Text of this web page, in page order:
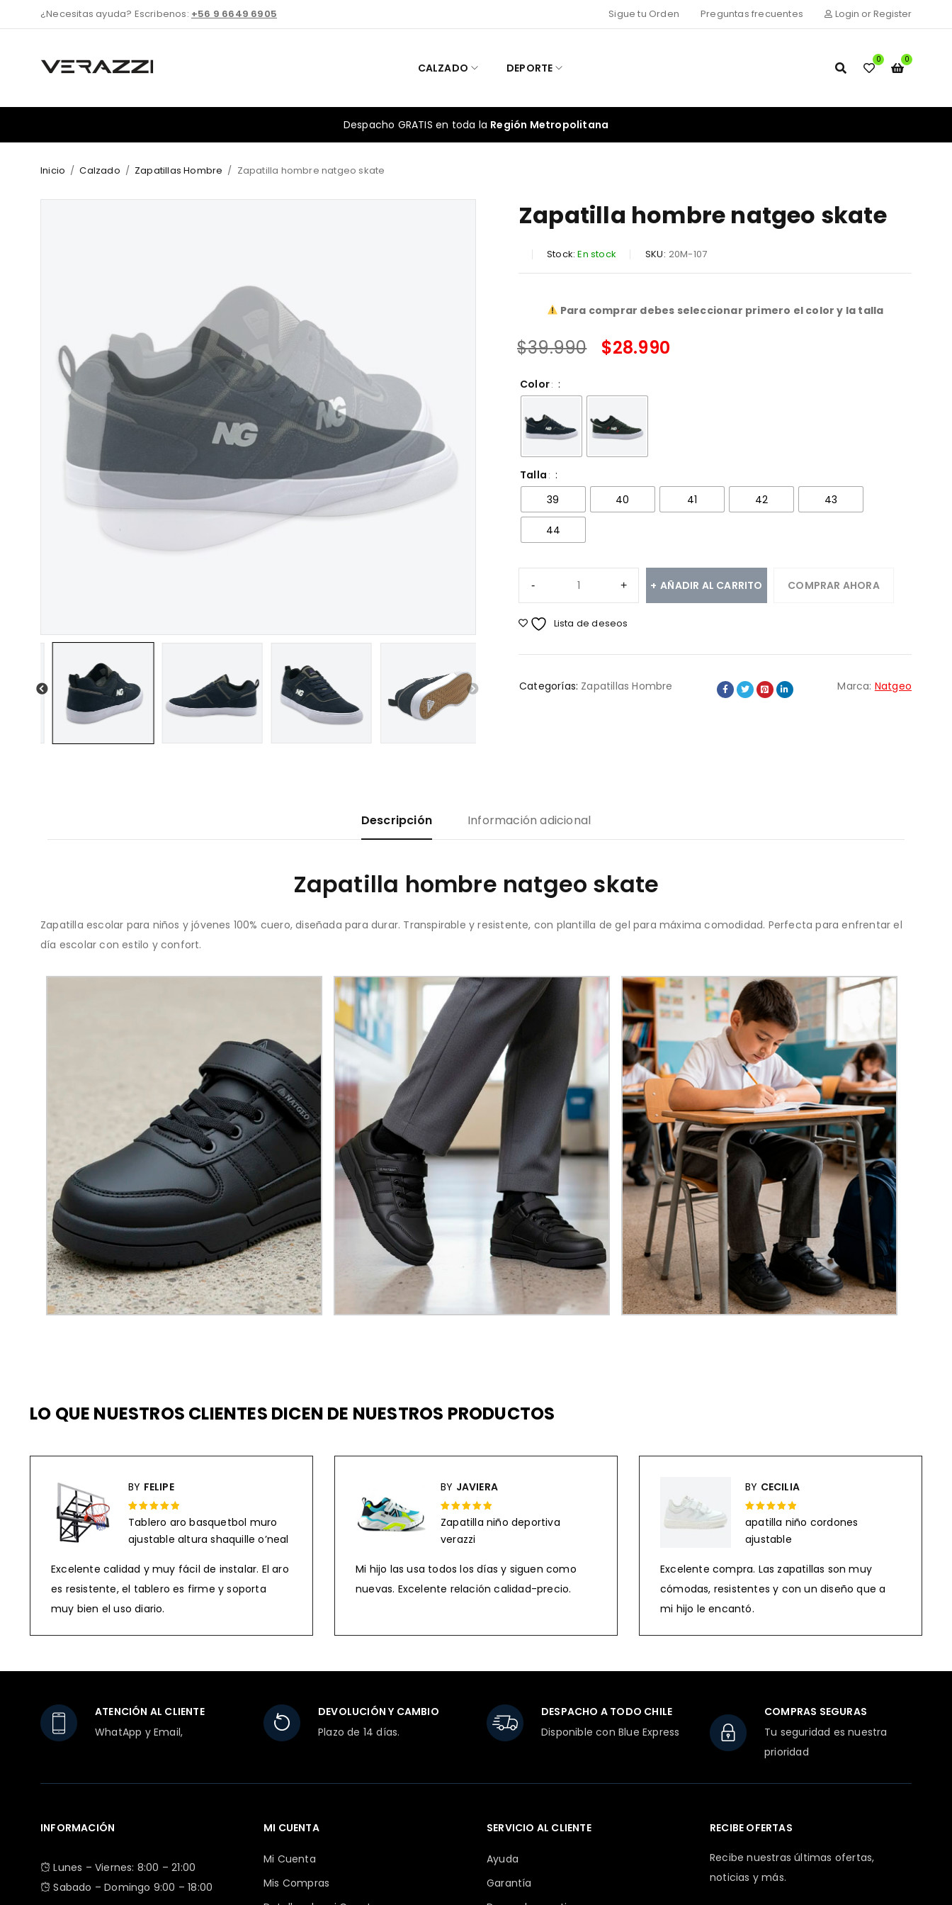
¿Necesitas ayuda? Escribenos: +56 9 6649 6905 Sigue tu Orden Preguntas frecuentes Login or Register
CALZADO DEPORTE
0 0
Despacho GRATIS en toda la Región Metropolitana
Inicio / Calzado / Zapatillas Hombre / Zapatilla hombre natgeo skate
Zapatilla hombre natgeo skate
Stock: En stock SKU: 20M-107
SALE ENDS IN:Para comprar debes seleccionar primero el color y la talla
$39.990 $28.990
Color
Talla
39
40 41 42 43
44
AÑADIR AL CARRITO COMPRAR AHORA
Lista de deseos
Categorías: Zapatillas Hombre Marca: Natgeo
Descripción Información adicional
Zapatilla hombre natgeo skate
Zapatilla escolar para niños y jóvenes 100% cuero, diseñada para durar. Transpirable y resistente, con plantilla de gel para máxima comodidad. Perfecta para enfrentar el
día escolar con estilo y confort.
LO QUE NUESTROS CLIENTES DICEN DE NUESTROS PRODUCTOS
BY FELIPE
Rated 5 out
of 5
Tablero aro basquetbol muro
ajustable altura shaquille o’neal
Excelente calidad y muy fácil de instalar. El aro
es resistente, el tablero es firme y soporta
muy bien el uso diario.
BY JAVIERA
Rated 5 out
of 5
Zapatilla niño deportiva
verazzi
Mi hijo las usa todos los días y siguen como
nuevas. Excelente relación calidad-precio.
BY CECILIA
Rated 5 out
of 5
apatilla niño cordones
ajustable
Excelente compra. Las zapatillas son muy
cómodas, resistentes y con un diseño que a
mi hijo le encantó.
ATENCIÓN AL CLIENTE
WhatApp y Email,
DEVOLUCIÓN Y CAMBIO
Plazo de 14 días.
DESPACHO A TODO CHILE
Disponible con Blue Express
COMPRAS SEGURAS
Tu seguridad es nuestra
prioridad
INFORMACIÓN
Lunes – Viernes: 8:00 – 21:00
Sabado – Domingo 9:00 – 18:00
MI CUENTA
Mi Cuenta
Mis Compras
SERVICIO AL CLIENTE
Ayuda
Garantía
RECIBE OFERTAS
Recibe nuestras últimas ofertas,
noticias y más.